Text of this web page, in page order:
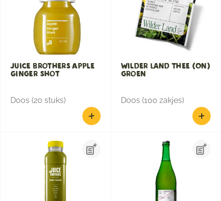
Juice Brothers Apple
Ginger shot
Doos (20 stuks)
Wilder Land Thee (On)
groen
Doos (100 zakjes)